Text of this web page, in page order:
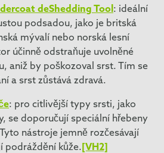
deShedding Tool : ideální
podsadou, jako je britská
mývalí nebo norská lesní
účinně odstraňuje uvolněné
aniž by poškozoval srst. Tím se
a srst zůstává zdravá.
: pro citlivější typy srsti, jako
se doporučují speciální hřebeny
nástroje jemně rozčesávají
podráždění kůže. [VH2]